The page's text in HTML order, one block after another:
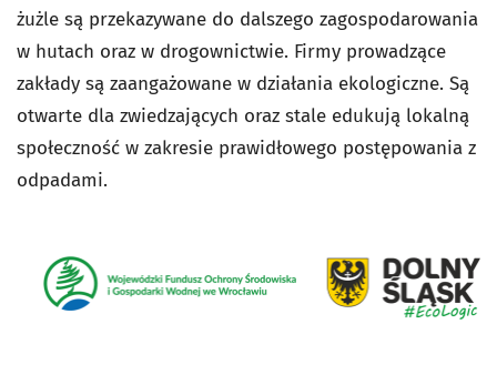
żużle są przekazywane do dalszego zagospodarowania
w hutach oraz w drogownictwie. Firmy prowadzące
zakłady są zaangażowane w działania ekologiczne. Są
otwarte dla zwiedzających oraz stale edukują lokalną
społeczność w zakresie prawidłowego postępowania z
odpadami.